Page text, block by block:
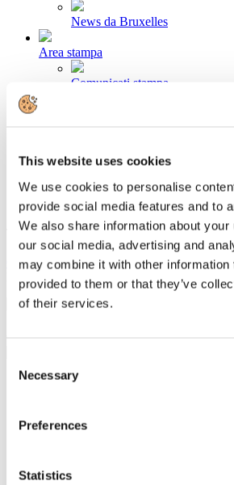
This website uses cookies
We use cookies to personalise
provide social media features and to
We also share information about
our social media, advertising and
may combine it with other information
provided to them or that they’ve
of their services.
Selection
Necessary
Preferences
Statistics
News da Bruxelles
Area stampa
Comunicati stampa
Contatti
Tel. +39 320 57 80 986
Email segreteria@federturismo.it
Come aderire
Cerca...
Circolare Prot. n. C/29
2018 - principali